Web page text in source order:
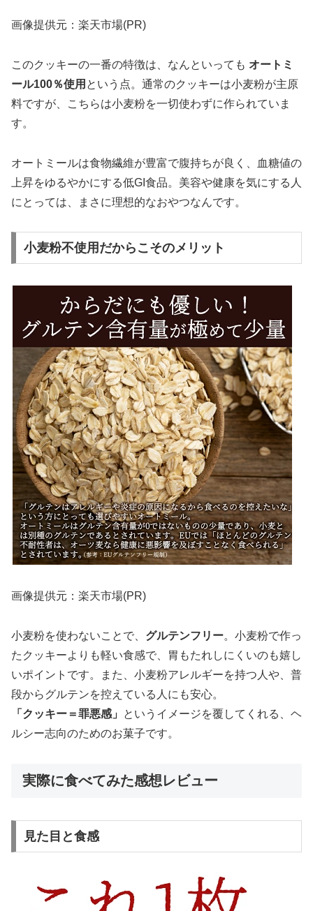
画像提供元：楽天市場(PR)
このクッキーの一番の特徴は、なんといっても オートミ
ール100％使用 という点。通常のクッキーは小麦粉が主原
料ですが、こちらは小麦粉を一切使わずに作られていま
す。
オートミールは食物繊維が豊富で腹持ちが良く、血糖値の
上昇をゆるやかにする低GI食品。美容や健康を気にする人
にとっては、まさに理想的なおやつなんです。
小麦粉不使用だからこそのメリット
画像提供元：楽天市場(PR)
小麦粉を使わないことで、 グルテンフリー。小麦粉で作っ
たクッキーよりも軽い食感で、胃もたれしにくいのも嬉し
いポイントです。また、小麦粉アレルギーを持つ人や、普
段からグルテンを控えている人にも安心。
「クッキー＝罪悪感」
というイメージを覆してくれる、ヘ
ルシー志向のためのお菓子です。
実際に食べてみた感想レビュー
見た目と食感